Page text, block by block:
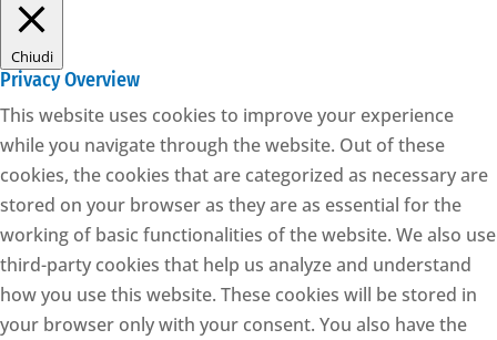
Chiudi
Privacy Overview
This website uses cookies to improve your experience
while you navigate through the website. Out of these
cookies, the cookies that are categorized as necessary are
stored on your browser as they are as essential for the
working of basic functionalities of the website. We also use
third-party cookies that help us analyze and understand
how you use this website. These cookies will be stored in
your browser only with your consent. You also have the